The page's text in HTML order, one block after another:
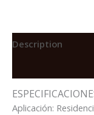
CURVA
quantity
Description
Aplicación: